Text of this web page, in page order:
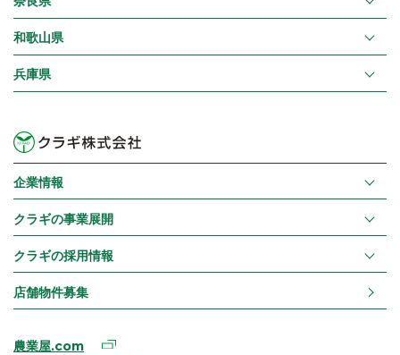
和歌山県
兵庫県
企業情報
クラギの事業展開
クラギの採用情報
店舗物件募集
農業屋.com